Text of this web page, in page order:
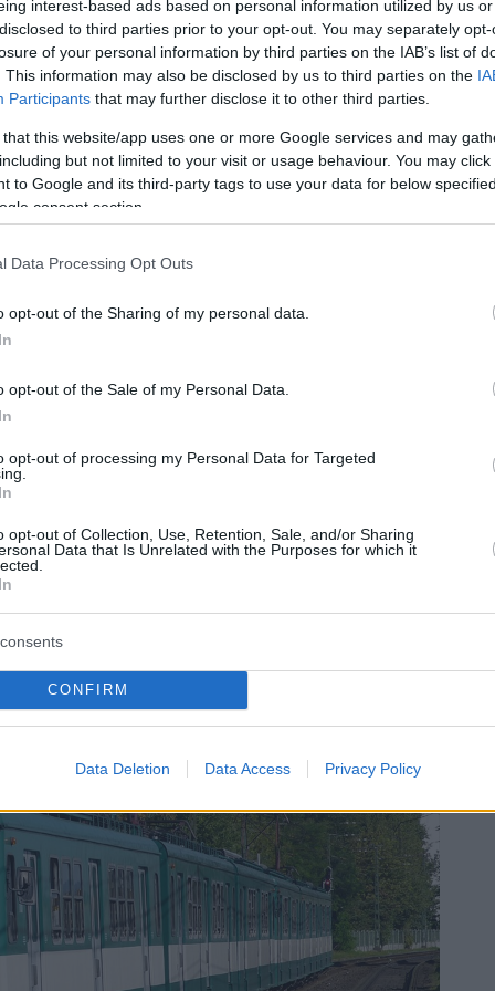
interest-based ads based on personal information utilized by us
to third parties prior to your opt-out. You may separately
of your personal information by third parties on the IAB’s list of
This information may also be disclosed by us to third parties on the
Participants that may further disclose it to other third parties.
that this website/app uses one or more Google services and may
but not limited to your visit or usage behaviour. You may
to Google and its third-party tags to use your data for below
consent section.
Data Processing Opt Outs
opt-out of the Sharing of my personal data.
opt-out of the Sale of my Personal Data.
opt-out of processing my Personal Data for Targeted
opt-out of Collection, Use, Retention, Sale, and/or Sharing
Data that Is Unrelated with the Purposes for which it
CONFIRM
Data Deletion Data Access Privacy Policy
è salito sui binari nonostante il segnale di
gli auricolari, che probabilmente gli hanno
del treno in arrivo.
trovato il ragazzo privo di sensi. Dopo un
d’urgenza in un’unità traumatologica in
intensiva, ma alla fine i medici non sono stati in
hariferito RTL
accorto dell’HÉV in arrivo.
h quando ha colpito l’adolescente. L’impatto è
a circa 20 metri. Si dice che il conducente abbia
il ragazzo non abbia reagito.
funzionava correttamente al momento
le circostanze esatte come parte del
del cellulare e degli auricolari durante
Budapest ha ribadito che chiunque non presti
in pericolo di vita.